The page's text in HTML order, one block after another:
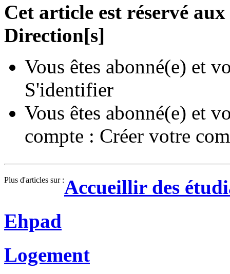
Cet article est réservé
Direction[s]
Vous êtes abonné(e) et
S'identifier
Vous êtes abonné(e) et
compte : Créer votre
Plus d'articles sur :Accueillir des
Ehpad
Logement